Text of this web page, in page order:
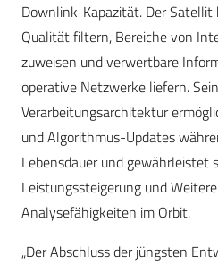
Downlink-Kapazität. Der
Qualität filtern, Bereiche von
zuweisen und verwertbare
operative Netzwerke liefern.
Verarbeitungsarchitektur
und Algorithmus-Updates
Lebensdauer und gewährleistet
Leistungssteigerung und
Analysefähigkeiten im Orbit.
„Der Abschluss der jüngsten